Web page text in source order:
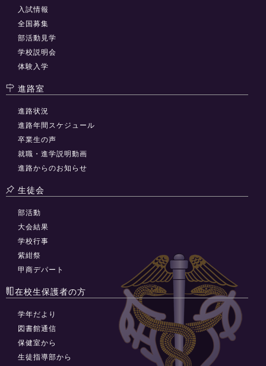
入試情報
全国募集
部活動見学
学校説明会
体験入学
進路室
進路状況
進路年間スケジュール
卒業生の声
就職・進学説明動画
進路からのお知らせ
生徒会
部活動
大会結果
学校行事
紫紺祭
甲商デパート
在校生保護者の方
学年だより
図書館通信
保健室から
生徒指導部から